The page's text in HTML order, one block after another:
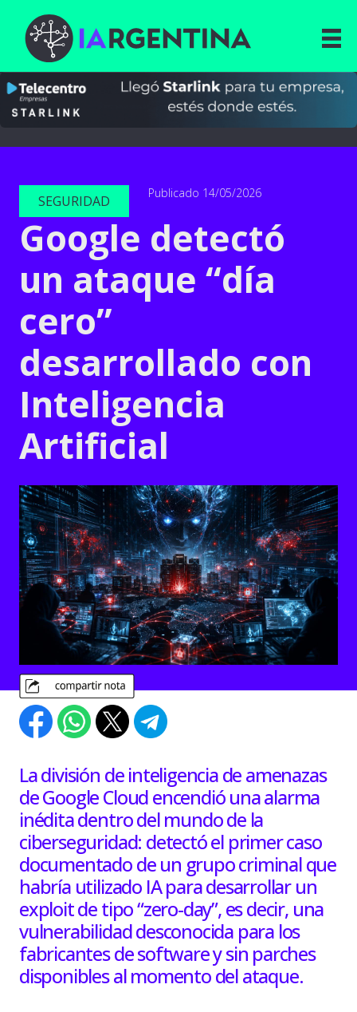
SEGURIDAD Publicado 14/05/2026
Google detectó
un ataque “día
cero”
desarrollado con
Inteligencia
Artificial
La división de inteligencia de amenazas
de Google Cloud encendió una alarma
inédita dentro del mundo de la
ciberseguridad: detectó el primer caso
documentado de un grupo criminal que
habría utilizado IA para desarrollar un
exploit de tipo “zero-day”, es decir, una
vulnerabilidad desconocida para los
fabricantes de software y sin parches
disponibles al momento del ataque.